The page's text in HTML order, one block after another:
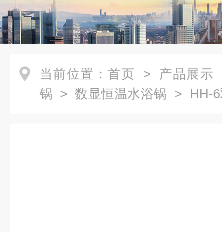
当前位置： 首页 > 产品展示
锅 > 数显恒温水浴锅 > HH-6